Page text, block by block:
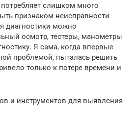
слишком много
признаком неисправности
диагностики можно
осмотр, тестеры, манометры
Я сама, когда впервые
проблемой, пыталась решить
только к потере времени и
и инструментов для выявления